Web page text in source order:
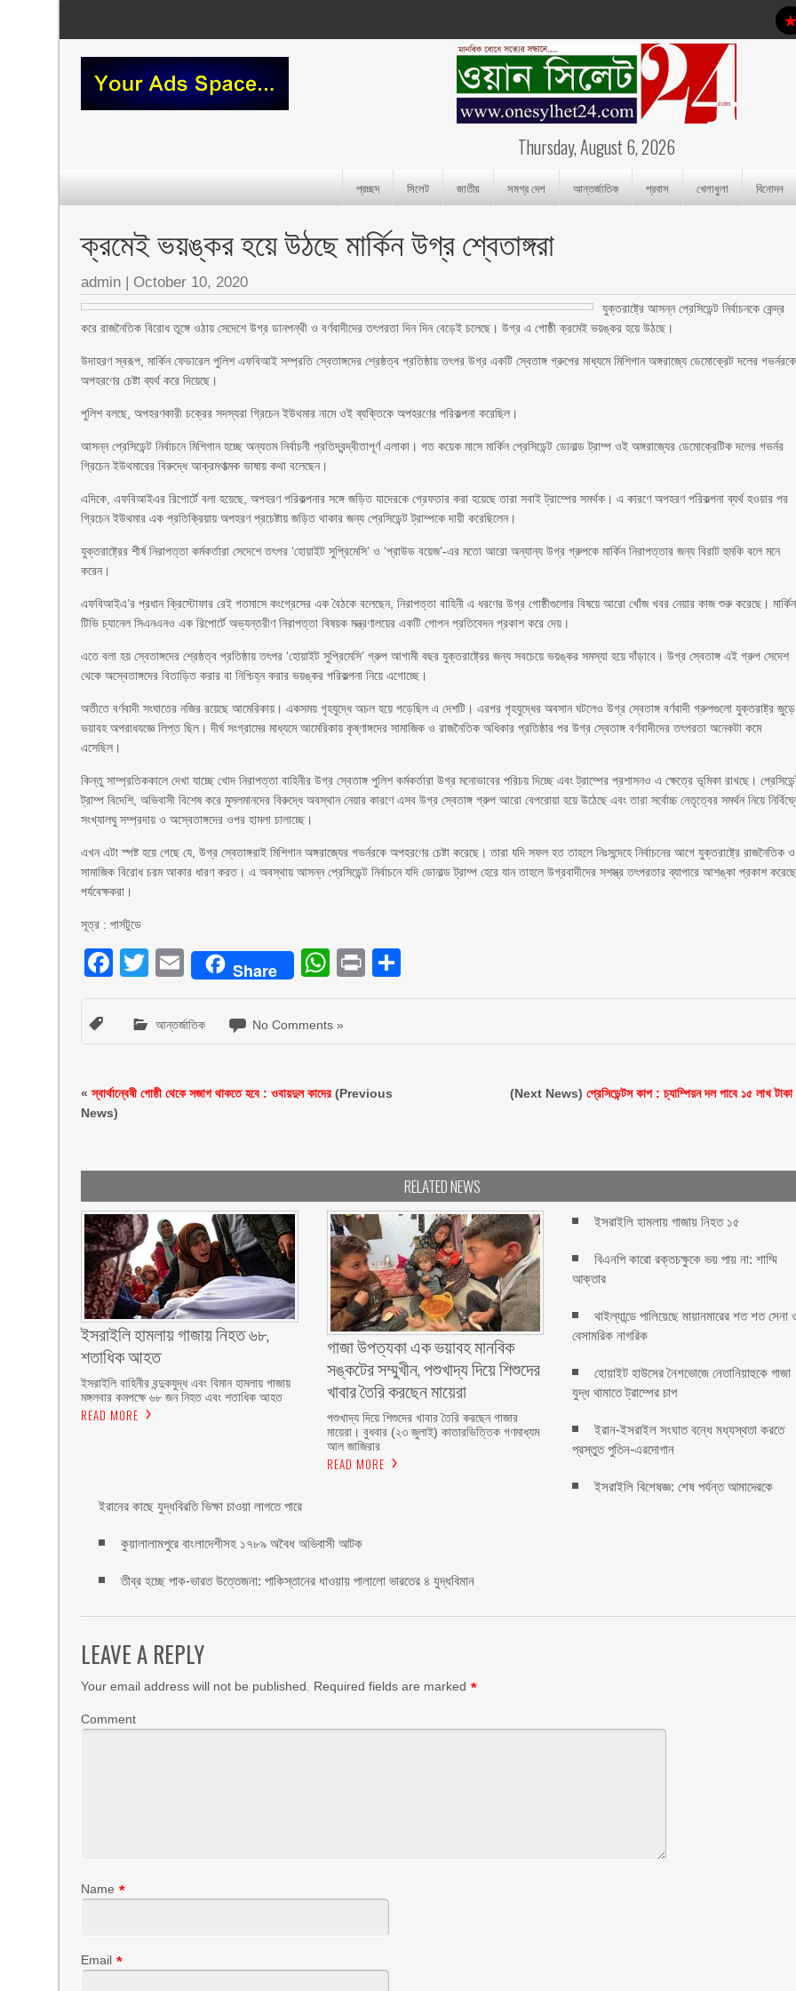
Thursday, August 6, 2026
প্রচ্ছদ সিলেট জাতীয় সমগ্র দেশ আন্তর্জাতিক প্রবাস খেলাধুলা বিনোদন
ক্রমেই ভয়ঙ্কর হয়ে উঠছে মার্কিন উগ্র শ্বেতাঙ্গরা
admin | October 10, 2020
যুক্তরাষ্ট্রে আসন্ন প্রেসিডেন্ট নির্বাচনকে কেন্দ্র
করে রাজনৈতিক বিরোধ তুঙ্গে ওঠায় সেদেশে উগ্র ডানপন্থী ও বর্ণবাদীদের তৎপরতা দিন দিন বেড়েই চলেছে। উগ্র এ গোষ্ঠী ক্রমেই ভয়ঙ্কর হয়ে উঠছে।
উদাহরণ স্বরূপ, মার্কিন ফেডারেল পুলিশ এফবিআই সম্প্রতি স্বেতাঙ্গদের শ্রেষ্ঠত্ব প্রতিষ্ঠায় তৎপর উগ্র একটি স্বেতাঙ্গ গ্রুপের মাধ্যমে মিশিগান অঙ্গরাজ্যে ডেমোক্রেট দলের গভর্নরকে
অপহরণের চেষ্টা ব্যর্থ করে দিয়েছে।
পুলিশ বলছে, অপহরণকারী চক্রের সদস্যরা গ্রিচেন ইউথমার নামে ওই ব্যক্তিকে অপহরণের পরিকল্পনা করেছিল।
আসন্ন প্রেসিডেন্ট নির্বাচনে মিশিগান হচ্ছে অন্যতম নির্বাচনী প্রতিদ্বন্দ্বীতাপূর্ণ এলাকা। গত কয়েক মাসে মার্কিন প্রেসিডেন্ট ডোনাল্ড ট্রাম্প ওই অঙ্গরাজ্যের ডেমোক্রেটিক দলের গভর্নর
গ্রিচেন ইউথমারের বিরুদ্ধে আক্রমণাত্মক ভাষায় কথা বলেছেন।
এদিকে, এফবিআইএর রিপোর্টে বলা হয়েছে, অপহরণ পরিকল্পনার সঙ্গে জড়িত যাদেরকে গ্রেফতার করা হয়েছে তারা সবাই ট্রাম্পের সমর্থক। এ কারণে অপহরণ পরিকল্পনা ব্যর্থ হওয়ার পর
গ্রিচেন ইউথমার এক প্রতিক্রিয়ায় অপহরণ প্রচেষ্টায় জড়িত থাকার জন্য প্রেসিডেন্ট ট্রাম্পকে দায়ী করেছিলেন।
যুক্তরাষ্ট্রের শীর্ষ নিরাপত্তা কর্মকর্তারা সেদেশে তৎপর ‘হোয়াইট সুপ্রিমেসি’ ও ‘প্রাউড বয়েজ’-এর মতো আরো অন্যান্য উগ্র গ্রুপকে মার্কিন নিরাপত্তার জন্য বিরাট হুমকি বলে মনে
করেন।
এফবিআইএ’র প্রধান ক্রিস্টোফার রেই গতমাসে কংগ্রেসের এক বৈঠকে বলেছেন, নিরাপত্তা বাহিনী এ ধরণের উগ্র গোষ্ঠীগুলোর বিষয়ে আরো খোঁজ খবর নেয়ার কাজ শুরু করেছে। মার্কিন
টিভি চ্যানেল সিএনএনও এক রিপোর্টে অভ্যন্তরীণ নিরাপত্তা বিষয়ক মন্ত্রণালয়ের একটি গোপন প্রতিবেদন প্রকাশ করে দেয়।
এতে বলা হয় স্বেতাঙ্গদের শ্রেষ্ঠত্ব প্রতিষ্ঠায় তৎপর ‘হোয়াইট সুপ্রিমেসি’ গ্রুপ আগামী বছর যুক্তরাষ্ট্রের জন্য সবচেয়ে ভয়ঙ্কর সমস্যা হয়ে দাঁড়াবে। উগ্র স্বেতাঙ্গ এই গ্রুপ সেদেশ
থেকে অস্বেতাঙ্গদের বিতাড়িত করার বা নিশ্চিহ্ন করার ভয়ঙ্কর পরিকল্পনা নিয়ে এগোচ্ছে।
অতীতে বর্ণবাদী সংঘাতের নজির রয়েছে আমেরিকায়। একসময় গৃহযুদ্ধে অচল হয়ে পড়েছিল এ দেশটি। এরপর গৃহযুদ্ধের অবসান ঘটলেও উগ্র স্বেতাঙ্গ বর্ণবাদী গ্রুপগুলো যুক্তরাষ্ট্র জুড়ে
ভয়াবহ অপরাধযজ্ঞে লিপ্ত ছিল। দীর্ঘ সংগ্রামের মাধ্যমে আমেরিকায় কৃষ্ণাঙ্গদের সামাজিক ও রাজনৈতিক অধিকার প্রতিষ্ঠার পর উগ্র স্বেতাঙ্গ বর্ণবাদীদের তৎপরতা অনেকটা কমে
এসেছিল।
কিন্তু সাম্প্রতিককালে দেখা যাচ্ছে খোদ নিরাপত্তা বাহিনীর উগ্র স্বেতাঙ্গ পুলিশ কর্মকর্তারা উগ্র মনোভাবের পরিচয় দিচ্ছে এবং ট্রাম্পের প্রশাসনও এ ক্ষেত্রে ভূমিকা রাখছে।
ট্রাম্প বিদেশি, অভিবাসী বিশেষ করে মুসলমানদের বিরুদ্ধে অবস্থান নেয়ার কারণে এসব উগ্র স্বেতাঙ্গ গ্রুপ আরো বেপরোয়া হয়ে উঠেছে এবং তারা সর্বোচ্চ নেতৃত্বের সমর্থন নিয়ে
সংখ্যালঘু সম্প্রদায় ও অস্বেতাঙ্গদের ওপর হামলা চালাচ্ছে।
এখন এটা স্পষ্ট হয়ে গেছে যে, উগ্র স্বেতাঙ্গরাই মিশিগান অঙ্গরাজ্যের গভর্নরকে অপহরণের চেষ্টা করেছে। তারা যদি সফল হত তাহলে নিঃসন্দেহে নির্বাচনের আগে যুক্তরাষ্ট্রে রাজনৈতিক ও
সামাজিক বিরোধ চরম আকার ধারণ করত। এ অবস্থায় আসন্ন প্রেসিডেন্ট নির্বাচনে যদি ডোনাল্ড ট্রাম্প হেরে যান তাহলে উগ্রবাদীদের সশস্ত্র তৎপরতার ব্যাপারে আশঙ্কা প্রকাশ
পর্যবেক্ষকরা।
সূত্র : পার্সটুডে
Facebook
Twitter
EmailShare WhatsApp
Print
আন্তর্জাতিক No Comments »
«স্বার্থান্বেষী গোষ্ঠী থেকে সজাগ থাকতে হবে : ওবায়দুল কাদের(Previous
News)
(Next News)প্রেসিডেন্টস কাপ : চ্যাম্পিয়ন ‌দল পাবে ১৫ লাখ টাকা
RELATED NEWS
ইসরাইলি হামলায় গাজায় নিহত ৬৮,
শতাধিক আহত
ইসরাইলি বাহিনীর বন্দুকযুদ্ধ এবং বিমান হামলায় গাজায়
মঙ্গলবার কমপক্ষে ৬৮ জন নিহত এবং শতাধিক আহত
READ MORE
গাজা উপত্যকা এক ভয়াবহ মানবিক
সঙ্কটের সম্মুখীন, পশুখাদ্য দিয়ে শিশুদের
খাবার তৈরি করছেন মায়েরা
পশুখাদ্য দিয়ে শিশুদের খাবার তৈরি করছেন গাজার
মায়েরা। বুধবার (২৩ জুলাই) কাতারভিত্তিক গণমাধ্যম
আল জাজিরার
READ MORE
ইসরাইলি হামলায় গাজায় নিহত ১৫
বিএনপি কারো রক্তচক্ষুকে ভয় পায় না: শাম্মি
আক্তার
থাইল্যান্ডে পালিয়েছে মায়ানমারের শত শত সেনা
বেসামরিক নাগরিক
হোয়াইট হাউসের নৈশভোজে নেতানিয়াহুকে গাজা
যুদ্ধ থামাতে ট্রাম্পের চাপ
ইরান-ইসরাইল সংঘাত বন্ধে মধ্যস্থতা করতে
প্রস্তুত পুতিন-এরদোগান
ইসরাইলি বিশেষজ্ঞ: শেষ পর্যন্ত আমাদেরকে
ইরানের কাছে যুদ্ধবিরতি ভিক্ষা চাওয়া লাগতে পারে
কুয়ালালামপুরে বাংলাদেশীসহ ১৭৮৯ অবৈধ অভিবাসী আটক
তীব্র হচ্ছে পাক-ভারত উত্তেজনা: পাকিস্তানের ধাওয়ায় পালালো ভারতের ৪ যুদ্ধবিমান
LEAVE A REPLY
Your email address will not be published. Required fields are marked *
Comment
Name *
Email *